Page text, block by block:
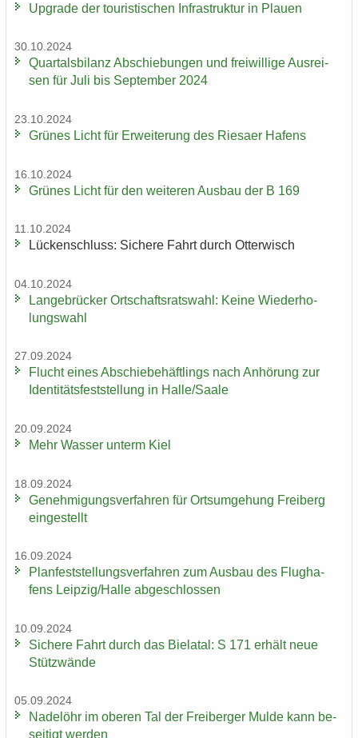
Up­grade der tou­ris­ti­schen In­fra­struk­tur in Plau­en
30.10.2024
Quar­tals­bi­lanz Ab­schie­bun­gen und frei­wil­li­ge Aus­rei­
sen für Juli bis Sep­tem­ber 2024
23.10.2024
Grü­nes Licht für Er­wei­te­rung des Rie­sa­er Ha­fens
16.10.2024
Grü­nes Licht für den wei­te­ren Aus­bau der B 169
11.10.2024
Lü­cken­schluss: Si­che­re Fahrt durch Ot­ter­wisch
04.10.2024
Lan­ge­brü­cker Ort­schafts­rats­wahl: Keine Wie­der­ho­
lungs­wahl
27.09.2024
Flucht eines Ab­schie­be­häft­lings nach An­hö­rung zur
Iden­ti­täts­fest­stel­lung in Halle/Saale
20.09.2024
Mehr Was­ser un­term Kiel
18.09.2024
Ge­neh­mi­gungs­ver­fah­ren für Orts­um­ge­hung Frei­berg
ein­ge­stellt
16.09.2024
Plan­fest­stel­lungs­ver­fah­ren zum Aus­bau des Flug­ha­
fens Leip­zig/Halle ab­ge­schlos­sen
10.09.2024
Si­che­re Fahrt durch das Bie­la­tal: S 171 er­hält neue
Stüt­z­wän­de
05.09.2024
Na­del­öhr im obe­ren Tal der Frei­ber­ger Mulde kann be­
sei­tigt wer­den